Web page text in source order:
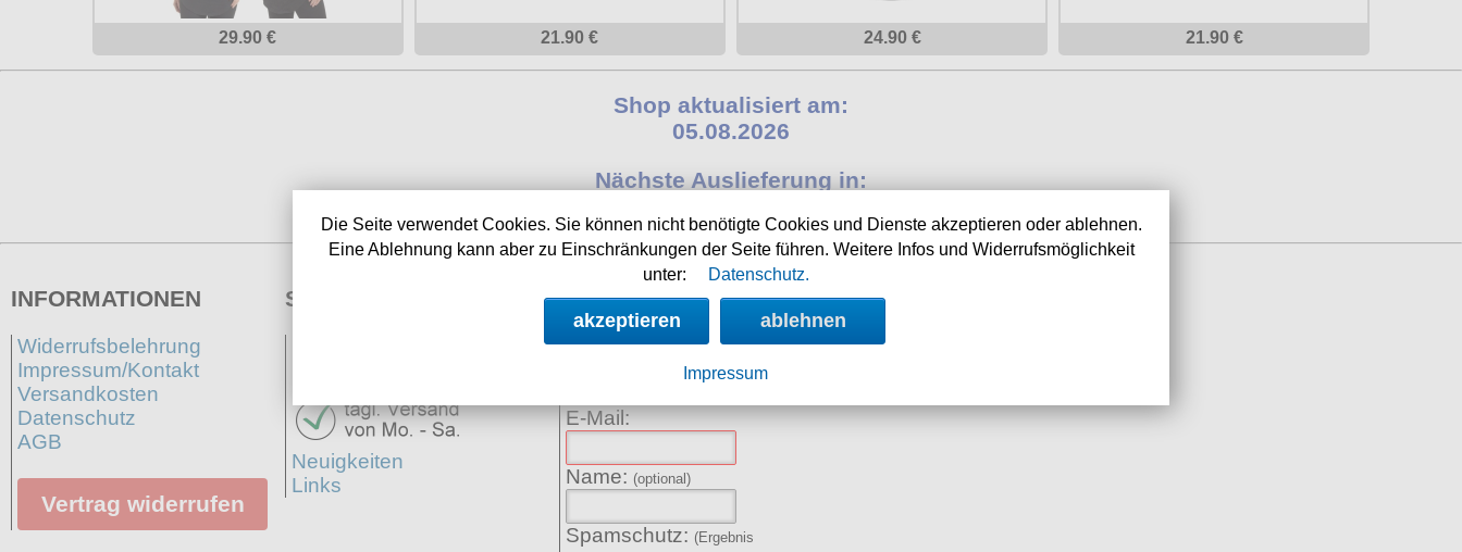
29.90 € 21.90 € 24.90 € 21.90 €
Shop aktualisiert am:
05.08.2026
Nächste Auslieferung in:
INFORMATIONEN
Widerrufsbelehrung
Impressum/Kontakt
Versandkosten
Datenschutz
AGB
Vertrag widerrufen
SERVICE
Neuigkeiten
Links
NEWSLETTER
Angebote, Rabatte und Aktionen per E-
E-Mail:
Name: (optional)
Spamschutz: (Ergebnis
SOCIAL MEDIA
Die Seite verwendet Cookies. Sie können nicht benötigte Cookies und Dienste akzeptieren oder ablehnen.
Eine Ablehnung kann aber zu Einschränkungen der Seite führen. Weitere Infos und Widerrufsmöglichkeit
unter:
Datenschutz.
akzeptieren ablehnen
Impressum